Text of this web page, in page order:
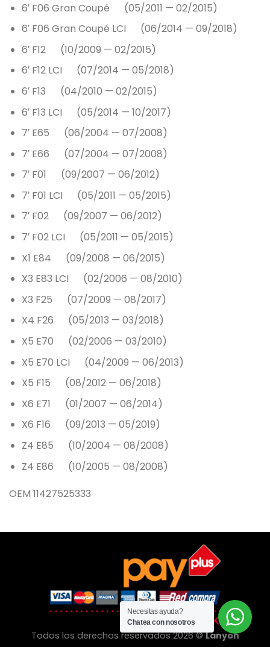
6′ F06 Gran Coupé (05/2011 — 02/2015)
6′ F06 Gran Coupé LCI (06/2014 — 09/2018)
6′ F12 (10/2009 — 02/2015)
6′ F12 LCI (07/2014 — 05/2018)
6′ F13 (04/2010 — 02/2015)
6′ F13 LCI (05/2014 — 10/2017)
7′ E65 (06/2004 — 07/2008)
7′ E66 (07/2004 — 07/2008)
7′ F01 (09/2007 — 06/2012)
7′ F01 LCI (05/2011 — 05/2015)
7′ F02 (09/2007 — 06/2012)
7′ F02 LCI (05/2011 — 05/2015)
X1 E84 (09/2008 — 06/2015)
X3 E83 LCI (02/2006 — 08/2010)
X3 F25 (07/2009 — 08/2017)
X4 F26 (05/2013 — 03/2018)
X5 E70 (02/2006 — 03/2010)
X5 E70 LCI (04/2009 — 06/2013)
X5 F15 (08/2012 — 06/2018)
X6 E71 (01/2007 — 06/2014)
X6 F16 (09/2013 — 05/2019)
Z4 E85 (10/2004 — 08/2008)
Z4 E86 (10/2005 — 08/2008)
OEM 11427525333
Todos los derechos reservados 2026 ©Lanyon
Necesitas ayuda?
Chatea con nosotros